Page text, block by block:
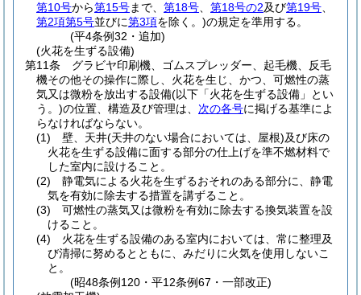
第10号から第15号まで、 第18号 第18号の2及び第19号
第2項第5号並びに第3項を除く。)の規定を準用する。
(平4条例32・追加)
(火花を生ずる設備)
第11条
グラビヤ印刷機、ゴムスプレッダー、起毛機、反毛
機その他その操作に際し、火花を生じ、かつ、可燃性の蒸
気又は微粉を放出する設備(以下「火花を生ずる設備」とい
う。)の位置、構造及び管理は、 次の各号に掲げる基準によ
らなければならない。
(1)
壁、天井(天井のない場合においては、屋根)及び床の
火花を生ずる設備に面する部分の仕上げを準不燃材料で
した室内に設けること。
(2)
静電気による火花を生ずるおそれのある部分に、静電
気を有効に除去する措置を講ずること。
(3)
可燃性の蒸気又は微粉を有効に除去する換気装置を設
けること。
(4)
火花を生ずる設備のある室内においては、常に整理及
び清掃に努めるとともに、みだりに火気を使用しないこ
と。
(昭48条例120・平12条例67・一部改正)